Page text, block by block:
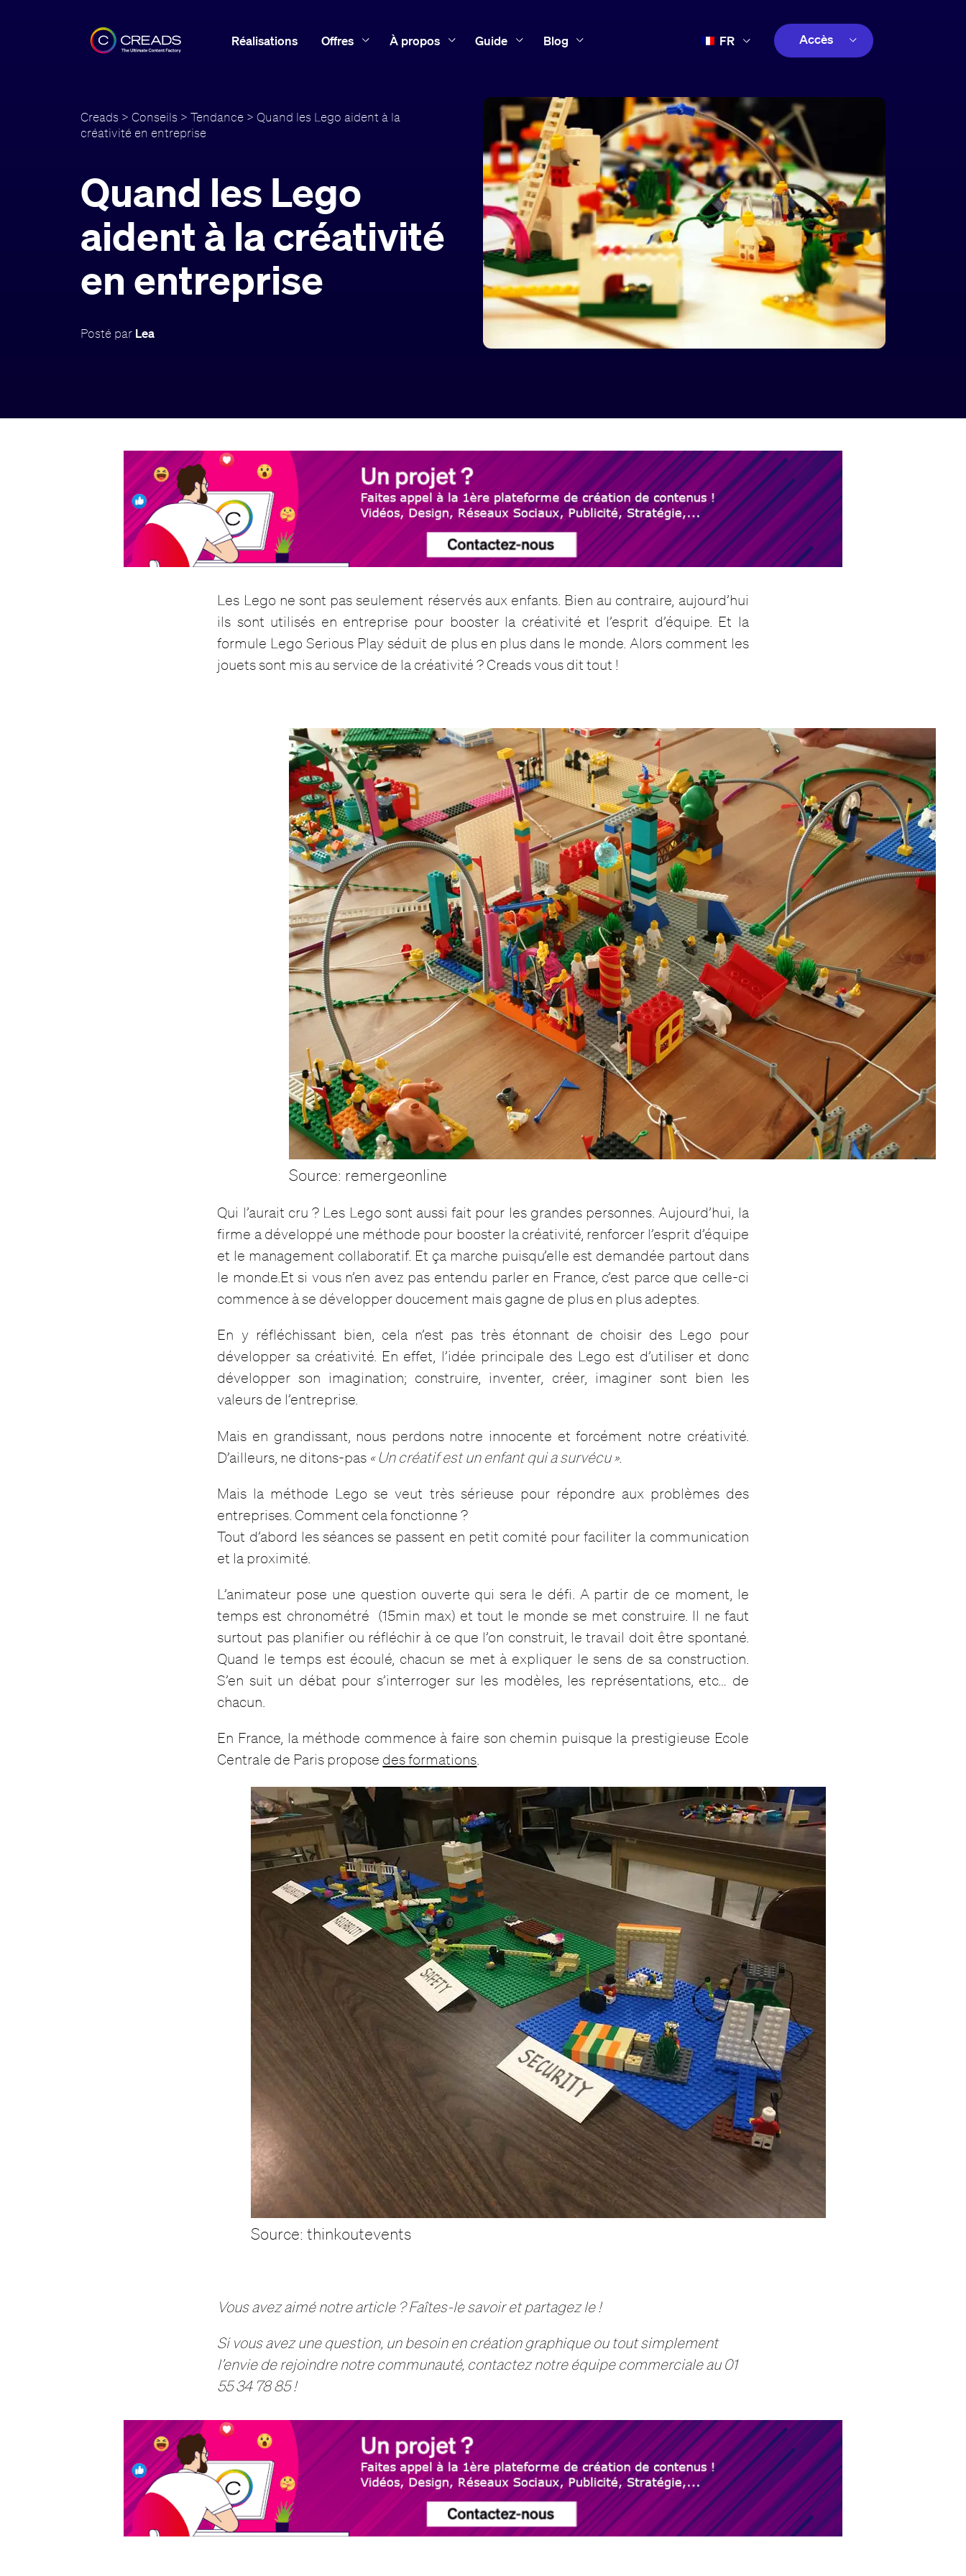
Réalisations Offres À propos Guide Blog FR
ES
PT
Accès
Creads >Conseils >Tendance > Quand les Lego aident à la
créativité en entreprise
Quand les Lego
aident à la créativité
en entreprise
Posté par Lea
Les Lego ne sont pas seulement réservés aux enfants. Bien au contraire, aujourd’hui
ils sont utilisés en entreprise pour booster la créativité et l’esprit d’équipe. Et la
formule Lego Serious Play séduit de plus en plus dans le monde. Alors comment les
jouets sont mis au service de la créativité ? Creads vous dit tout !
Source: remergeonline
Qui l’aurait cru ? Les Lego sont aussi fait pour les grandes personnes. Aujourd’hui, la
firme a développé une méthode pour booster la créativité, renforcer l’esprit d’équipe
et le management collaboratif. Et ça marche puisqu’elle est demandée partout dans
le monde.Et si vous n’en avez pas entendu parler en France, c’est parce que celle-ci
commence à se développer doucement mais gagne de plus en plus adeptes.
En y réfléchissant bien, cela n’est pas très étonnant de choisir des Lego pour
développer sa créativité. En effet, l’idée principale des Lego est d’utiliser et donc
développer son imagination; construire, inventer, créer, imaginer sont bien les
valeurs de l’entreprise.
Mais en grandissant, nous perdons notre innocente et forcément notre créativité.
D’ailleurs, ne ditons-pas « Un créatif est un enfant qui a survécu ».
Mais la méthode Lego se veut très sérieuse pour répondre aux problèmes des
entreprises. Comment cela fonctionne ?
Tout d’abord les séances se passent en petit comité pour faciliter la communication
et la proximité.
L’animateur pose une question ouverte qui sera le défi. A partir de ce moment, le
temps est chronométré (15min max) et tout le monde se met construire. Il ne faut
surtout pas planifier ou réfléchir à ce que l’on construit, le travail doit être spontané.
Quand le temps est écoulé, chacun se met à expliquer le sens de sa construction.
S’en suit un débat pour s’interroger sur les modèles, les représentations, etc… de
chacun.
En France, la méthode commence à faire son chemin puisque la prestigieuse Ecole
Centrale de Paris propose des formations
Source: thinkoutevents
Vous avez aimé notre article ? Faîtes-le savoir et partagez le !
Si vous avez une question, un besoin en création graphique ou tout simplement
l’envie de rejoindre notre communauté, contactez notre équipe commerciale au 01
55 34 78 85 !